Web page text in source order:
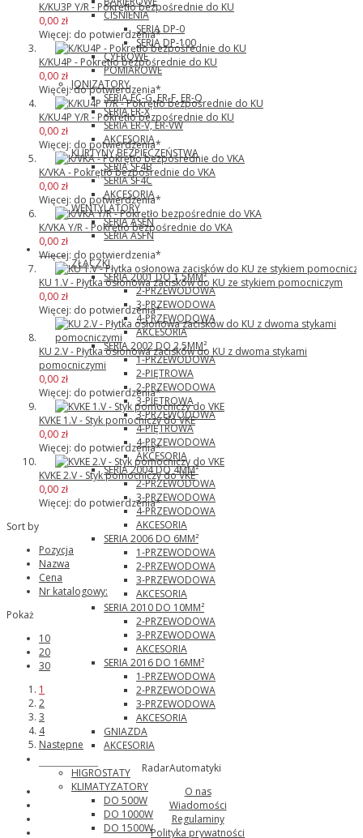
CIŚNIENIA
SERIA DP-0
SERIA DP-100
CYFROWE
POMIAROWE
JONIZATORY
SERIA EC-G, ER-F, ER-Q
SERIA ER-X
SERIA ER-V, ER-VW
AKCESORIA
KURTYNY BEZPIECZEŃSTWA
SERIA SF4B
SERIA SF4C
AKCESORIA
WENTYLATORY
SERIA ASEN
SERIA ASFN
Wago
ZŁĄCZKI
SERIA 2001 DO 1,5MM²
2-PRZEWODOWA
3-PRZEWODOWA
4-PRZEWODOWA
AKCESORIA
SERIA 2002 DO 2,5MM²
1-PRZEWODOWA
2-PIĘTROWA
2-PRZEWODOWA
3-PIĘTROWA
3-PRZEWODOWA
4-PIĘTROWA
4-PRZEWODOWA
AKCESORIA
SERIA 2004 DO 4MM²
2-PRZEWODOWA
3-PRZEWODOWA
4-PRZEWODOWA
AKCESORIA
SERIA 2006 DO 6MM²
1-PRZEWODOWA
2-PRZEWODOWA
3-PRZEWODOWA
AKCESORIA
SERIA 2010 DO 10MM²
2-PRZEWODOWA
3-PRZEWODOWA
AKCESORIA
SERIA 2016 DO 16MM²
1-PRZEWODOWA
2-PRZEWODOWA
3-PRZEWODOWA
AKCESORIA
GNIAZDA
AKCESORIA
HIGROSTATY
KLIMATYZATORY
DO 500W
DO 1000W
DO 1500W
K/KU3P Y/R - Pokrętło bezpośrednie do KU
0,00 zł
Więcej: do potwierdzenia*
K/KU4P - Pokrętło bezpośrednie do KU
0,00 zł
Więcej: do potwierdzenia*
K/KU4P Y/R - Pokrętło bezpośrednie do KU
0,00 zł
Więcej: do potwierdzenia*
K/VKA - Pokrętło bezpośrednie do VKA
0,00 zł
Więcej: do potwierdzenia*
K/VKA Y/R - Pokrętło bezpośrednie do VKA
0,00 zł
Więcej: do potwierdzenia*
KU 1.V - Płytka osłonowa zacisków do KU ze stykiem pomocniczym
0,00 zł
Więcej: do potwierdzenia*
KU 2.V - Płytka osłonowa zacisków do KU z dwoma stykami
pomocniczymi
0,00 zł
Więcej: do potwierdzenia*
KVKE 1.V - Styk pomocniczy do VKE
0,00 zł
Więcej: do potwierdzenia*
KVKE 2.V - Styk pomocniczy do VKE
0,00 zł
Więcej: do potwierdzenia*
Sort by
Pozycja
Nazwa
Cena
Nr katalogowy:
Pokaż
10
20
30
1
2
3
4
Następne
RadarAutomatyki
O nas
Wiadomości
Regulaminy
Polityka prywatności